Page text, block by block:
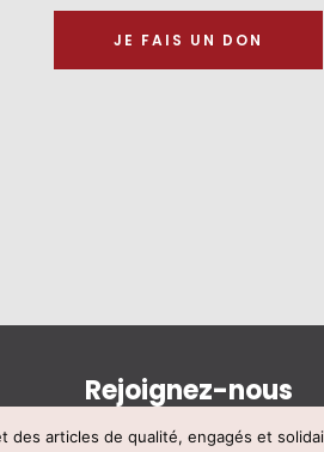
JE FAIS UN DON
Rejoignez-nous
des articles de qualité, engagés et